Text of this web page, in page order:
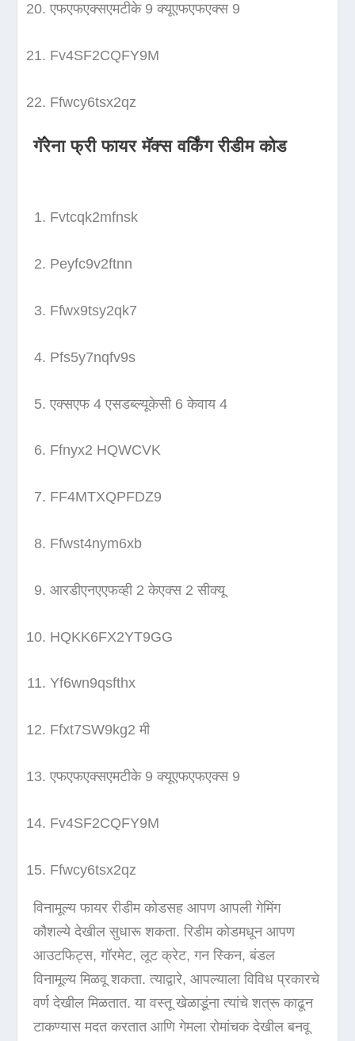
एफएफएक्सएमटीके 9 क्यूएफएफएक्स 9
Fv4SF2CQFY9M
Ffwcy6tsx2qz
गॅरेना फ्री फायर मॅक्स वर्किंग रीडीम कोड
Fvtcqk2mfnsk
Peyfc9v2ftnn
Ffwx9tsy2qk7
Pfs5y7nqfv9s
एक्सएफ 4 एसडब्ल्यूकेसी 6 केवाय 4
Ffnyx2 HQWCVK
FF4MTXQPFDZ9
Ffwst4nym6xb
आरडीएनएएफव्ही 2 केएक्स 2 सीक्यू
HQKK6FX2YT9GG
Yf6wn9qsfthx
Ffxt7SW9kg2 मी
एफएफएक्सएमटीके 9 क्यूएफएफएक्स 9
Fv4SF2CQFY9M
Ffwcy6tsx2qz
विनामूल्य फायर रीडीम कोडसह आपण आपली गेमिंग
कौशल्ये देखील सुधारू शकता. रिडीम कोडमधून आपण
आउटफिट्स, गॉरमेट, लूट क्रेट, गन स्किन, बंडल
विनामूल्य मिळवू शकता. त्याद्वारे, आपल्याला विविध प्रकारचे
वर्ण देखील मिळतात. या वस्तू खेळाडूंना त्यांचे शत्रू काढून
टाकण्यास मदत करतात आणि गेमला रोमांचक देखील बनवू